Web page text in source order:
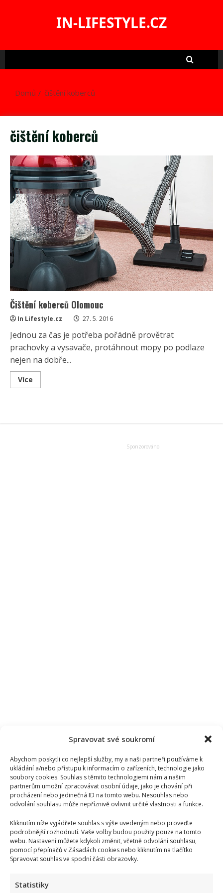
Spravovat své soukromí
Abychom poskytli co nejlepší služby, my a naši partneři používáme k
ukládání a/nebo přístupu k informacím o zařízeních, technologie jako
soubory cookies. Souhlas s těmito technologiemi nám a našim
partnerům umožní zpracovávat osobní údaje, jako je chování při
procházení nebo jedinečná ID na tomto webu. Nesouhlas nebo
odvolání souhlasu může nepříznivě ovlivnit určité vlastnosti a funkce.
Kliknutím níže vyjádřete souhlas s výše uvedeným nebo proveďte
podrobnější rozhodnutí. Vaše volby budou použity pouze na tomto
webu. Nastavení můžete kdykoli změnit, včetně odvolání souhlasu,
pomocí přepínačů v Zásadách cookies nebo kliknutím na tlačítko
Spravovat souhlas ve spodní části obrazovky.
Statistiky
IN-LIFESTYLE.CZ
Domů čištění koberců
čištění koberců
Čištění koberců Olomouc
In Lifestyle.cz 27. 5. 2016
Jednou za čas je potřeba pořádně provětrat
prachovky a vysavače, protáhnout mopy po podlaze
nejen na dobře...
Více
more
Nejhezčí česká herečka roku 2026: Do úzkého výběru se